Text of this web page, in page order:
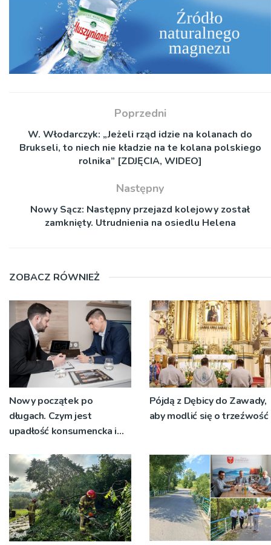
Poprzedni
W. Włodarczyk: „Jeżeli rząd idzie na kolanach do
Brukseli, to niech nie kładzie na te kolana polskiego
rolnika” [ZDJĘCIA, WIDEO]
Następny
Nowy Sącz: Następny przejazd kolejowy został
zamknięty. Utrudnienia na osiedlu Helena
ZOBACZ RÓWNIEŻ
Nowy początek po
długach. Czym jest
upadłość konsumencka i
rozsądnym wyjściem?
Pójdą z Dębicy do Zawady,
aby modlić się o trzeźwość